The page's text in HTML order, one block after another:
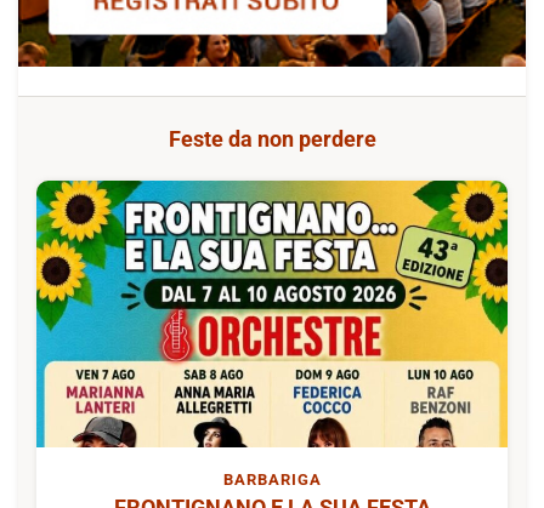
Feste da non perdere
BARBARIGA